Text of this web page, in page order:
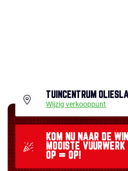
TUINCENTRUM
Wijzig verkooppunt
KOM NU NAAR DE
MOOISTE
OP = OP!